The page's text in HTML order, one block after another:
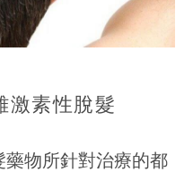
激素性脫髮
物所針對治療的都